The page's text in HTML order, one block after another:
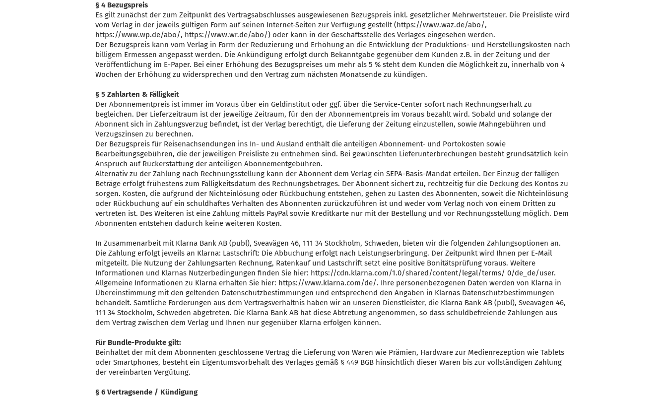
§ 4 Bezugspreis
Es gilt zunächst der zum Zeitpunkt des Vertragsabschlusses ausgewiesenen Bezugspreis inkl. gesetzlicher Mehrwertsteuer. Die Preisliste wird
vom Verlag in der jeweils gültigen Form auf seinen Internet-Seiten zur Verfügung gestellt (https://www.waz.de/abo/,
https://www.wp.de/abo/, https://www.wr.de/abo/) oder kann in der Geschäftsstelle des Verlages eingesehen werden.
Der Bezugspreis kann vom Verlag in Form der Reduzierung und Erhöhung an die Entwicklung der Produktions- und Herstellungskosten nach
billigem Ermessen angepasst werden. Die Ankündigung erfolgt durch Bekanntgabe gegenüber dem Kunden z.B. in der Zeitung und der
Veröffentlichung im E-Paper. Bei einer Erhöhung des Bezugspreises um mehr als 5 % steht dem Kunden die Möglichkeit zu, innerhalb von 4
Wochen der Erhöhung zu widersprechen und den Vertrag zum nächsten Monatsende zu kündigen.
§ 5 Zahlarten & Fälligkeit
Der Abonnementpreis ist immer im Voraus über ein Geldinstitut oder ggf. über die Service-Center sofort nach Rechnungserhalt zu
begleichen. Der Lieferzeitraum ist der jeweilige Zeitraum, für den der Abonnementpreis im Voraus bezahlt wird. Sobald und solange der
Abonnent sich in Zahlungsverzug befindet, ist der Verlag berechtigt, die Lieferung der Zeitung einzustellen, sowie Mahngebühren und
Verzugszinsen zu berechnen.
Der Bezugspreis für Reisenachsendungen ins In- und Ausland enthält die anteiligen Abonnement- und Portokosten sowie
Bearbeitungsgebühren, die der jeweiligen Preisliste zu entnehmen sind. Bei gewünschten Lieferunterbrechungen besteht grundsätzlich kein
Anspruch auf Rückerstattung der anteiligen Abonnementgebühren.
Alternativ zu der Zahlung nach Rechnungsstellung kann der Abonnent dem Verlag ein SEPA-Basis-Mandat erteilen. Der Einzug der fälligen
Beträge erfolgt frühestens zum Fälligkeitsdatum des Rechnungsbetrages. Der Abonnent sichert zu, rechtzeitig für die Deckung des Kontos zu
sorgen. Kosten, die aufgrund der Nichteinlösung oder Rückbuchung entstehen, gehen zu Lasten des Abonnenten, soweit die Nichteinlösung
oder Rückbuchung auf ein schuldhaftes Verhalten des Abonnenten zurückzuführen ist und weder vom Verlag noch von einem Dritten zu
vertreten ist. Des Weiteren ist eine Zahlung mittels PayPal sowie Kreditkarte nur mit der Bestellung und vor Rechnungsstellung möglich. Dem
Abonnenten entstehen dadurch keine weiteren Kosten.
In Zusammenarbeit mit Klarna Bank AB (publ), Sveavägen 46, 111 34 Stockholm, Schweden, bieten wir die folgenden Zahlungsoptionen an.
Die Zahlung erfolgt jeweils an Klarna: Lastschrift: Die Abbuchung erfolgt nach Leistungserbringung. Der Zeitpunkt wird Ihnen per E-Mail
mitgeteilt. Die Nutzung der Zahlungsarten Rechnung, Ratenkauf und Lastschrift setzt eine positive Bonitätsprüfung voraus. Weitere
Informationen und Klarnas Nutzerbedingungen finden Sie hier: https://cdn.klarna.com/1.0/shared/content/legal/terms/ 0/de_de/user.
Allgemeine Informationen zu Klarna erhalten Sie hier: https://www.klarna.com/de/. Ihre personenbezogenen Daten werden von Klarna in
Übereinstimmung mit den geltenden Datenschutzbestimmungen und entsprechend den Angaben in Klarnas Datenschutzbestimmungen
behandelt. Sämtliche Forderungen aus dem Vertragsverhältnis haben wir an unseren Dienstleister, die Klarna Bank AB (publ), Sveavägen 46,
111 34 Stockholm, Schweden abgetreten. Die Klarna Bank AB hat diese Abtretung angenommen, so dass schuldbefreiende Zahlungen aus
dem Vertrag zwischen dem Verlag und Ihnen nur gegenüber Klarna erfolgen können.
Für Bundle-Produkte gilt:
Beinhaltet der mit dem Abonnenten geschlossene Vertrag die Lieferung von Waren wie Prämien, Hardware zur Medienrezeption wie Tablets
oder Smartphones, besteht ein Eigentumsvorbehalt des Verlages gemäß § 449 BGB hinsichtlich dieser Waren bis zur vollständigen Zahlung
der vereinbarten Vergütung.
§ 6 Vertragsende / Kündigung